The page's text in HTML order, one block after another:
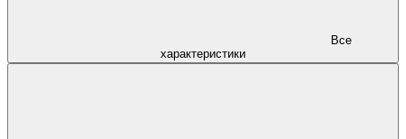
характеристики